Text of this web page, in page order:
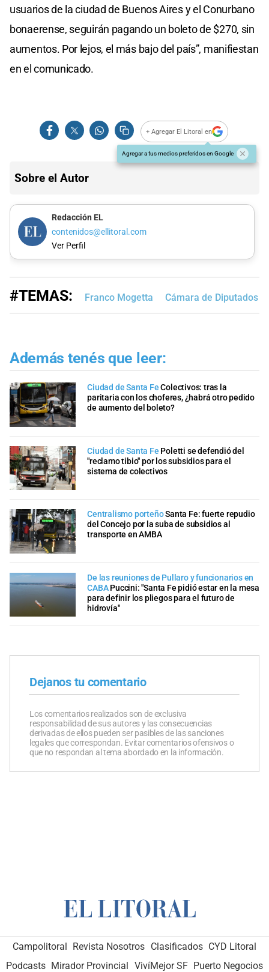
usuarios de la ciudad de Buenos Aires y el Conurbano
bonaerense, seguirán pagando un boleto de $270, sin
aumentos. Por lejos, el más bajo del país”, manifiestan
en el comunicado.
+ Agregar El Litoral en
Agregar a tus medios preferidos en Google
Sobre el Autor
Redacción EL
contenidos@ellitoral.com
Ver Perfil
#TEMAS: Franco Mogetta Cámara de Diputados
Además tenés que leer:
Ciudad de Santa Fe Colectivos: tras la
paritaria con los choferes, ¿habrá otro pedido
de aumento del boleto?
Ciudad de Santa Fe Poletti se defendió del
"reclamo tibio" por los subsidios para el
sistema de colectivos
Centralismo porteñoSanta Fe: fuerte repudio
del Concejo por la suba de subsidios al
transporte en AMBA
De las reuniones de Pullaro y funcionarios en
CABA Puccini: "Santa Fe pidió estar en la mesa
para definir los pliegos para el futuro de
hidrovía"
Dejanos tu comentario
Los comentarios realizados son de exclusiva
responsabilidad de sus autores y las consecuencias
derivadas de ellos pueden ser pasibles de las sanciones
legales que correspondan. Evitar comentarios ofensivos o
que no respondan al tema abordado en la información.
Campolitoral Revista Nosotros Clasificados CYD Litoral
Podcasts Mirador Provincial VivíMejor SF Puerto Negocios